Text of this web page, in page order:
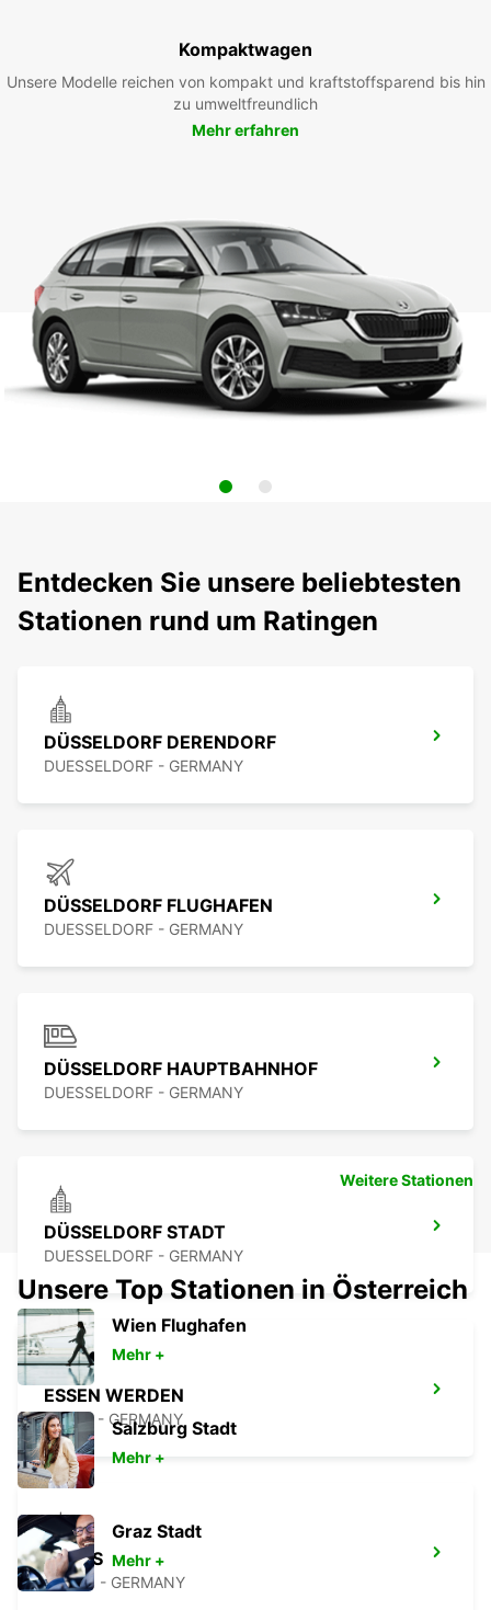
Kompaktwagen
Unsere Modelle reichen von kompakt und kraftstoffsparend bis hin
zu umweltfreundlich
Mehr erfahren
Entdecken Sie unsere beliebtesten
Stationen rund um Ratingen
DÜSSELDORF DERENDORF
DUESSELDORF - GERMANY
DÜSSELDORF FLUGHAFEN
DUESSELDORF - GERMANY
DÜSSELDORF HAUPTBAHNHOF
DUESSELDORF - GERMANY
DÜSSELDORF STADT
DUESSELDORF - GERMANY
ESSEN WERDEN
ESSEN - GERMANY
NEUSS
NEUSS - GERMANY
Weitere Stationen
Unsere Top Stationen in Österreich
Wien Flughafen
Mehr +
Salzburg Stadt
Mehr +
Graz Stadt
Mehr +